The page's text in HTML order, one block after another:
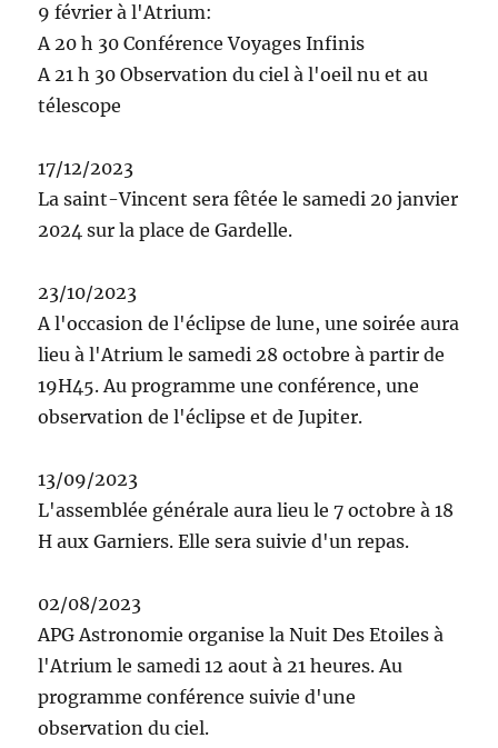
9 février à l'Atrium:
A 20 h 30 Conférence Voyages Infinis
A 21 h 30 Observation du ciel à l'oeil nu et au
télescope
17/12/2023
La saint-Vincent sera fêtée le samedi 20 janvier
2024 sur la place de Gardelle.
23/10/2023
A l'occasion de l'éclipse de lune, une soirée aura
lieu à l'Atrium le samedi 28 octobre à partir de
19H45. Au programme une conférence, une
observation de l'éclipse et de Jupiter.
13/09/2023
L'assemblée générale aura lieu le 7 octobre à 18
H aux Garniers. Elle sera suivie d'un repas.
02/08/2023
APG Astronomie organise la Nuit Des Etoiles à
l'Atrium le samedi 12 aout à 21 heures. Au
programme conférence suivie d'une
observation du ciel.